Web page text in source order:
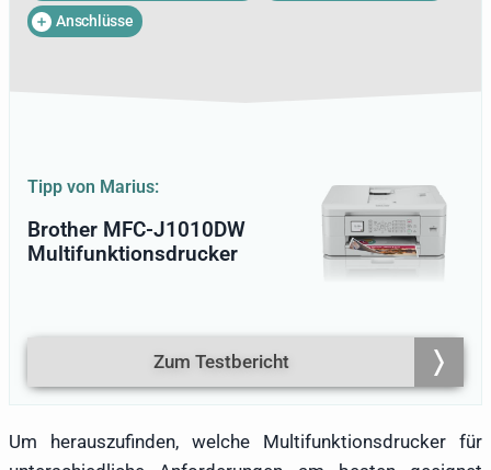
Anschlüsse
Tipp von Marius:
Brother MFC-J1010DW
Multifunktionsdrucker
Zum Testbericht
Um herauszufinden, welche Multifunktionsdrucker für